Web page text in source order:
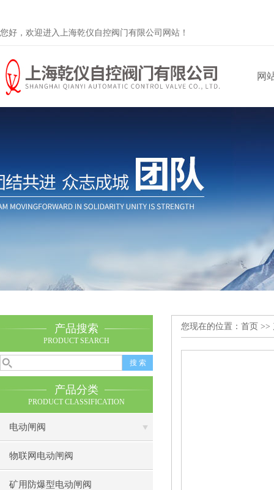
您好，欢迎进入上海乾仪自控阀门有限公司网站！
网
产品搜索
PRODUCT SEARCH
产品分类
PRODUCT CLASSIFICATION
电动闸阀
物联网电动闸阀
矿用防爆型电动闸阀
您现在的位置： 首页 >>